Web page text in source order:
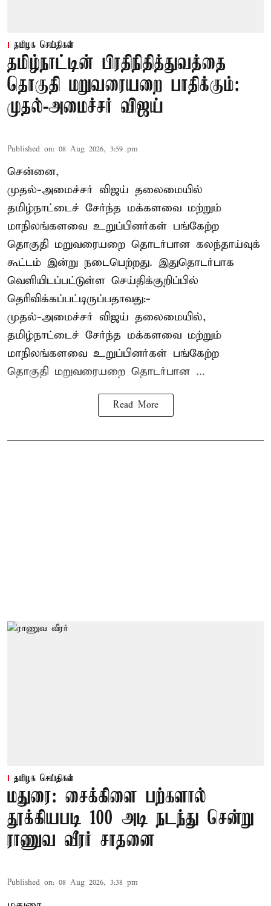
தமிழக செய்திகள்
தமிழ்நாட்டின் பிரதிநிதித்துவத்தை
தொகுதி மறுவரையறை பாதிக்கும்:
முதல்-அமைச்சர் விஜய்
Published on: 08 Aug 2026, 3:59 pm
சென்னை,
முதல்-அமைச்சர் விஜய் தலைமையில்
தமிழ்நாட்டைச் சேர்ந்த மக்களவை மற்றும்
மாநிலங்களவை உறுப்பினர்கள் பங்கேற்ற
தொகுதி மறுவரையறை தொடர்பான கலந்தாய்வுக்
கூட்டம் இன்று நடைபெற்றது. இதுதொடர்பாக
வெளியிடப்பட்டுள்ள செய்திக்குறிப்பில்
தெரிவிக்கப்பட்டிருப்பதாவது:-
முதல்-அமைச்சர் விஜய் தலைமையில்,
தமிழ்நாட்டைச் சேர்ந்த மக்களவை மற்றும்
மாநிலங்களவை உறுப்பினர்கள் பங்கேற்ற
தொகுதி மறுவரையறை தொடர்பான ...
Read More
தமிழக செய்திகள்
மதுரை: சைக்கிளை பற்களால்
தூக்கியபடி 100 அடி நடந்து சென்று
ராணுவ வீரர் சாதனை
Published on: 08 Aug 2026, 3:38 pm